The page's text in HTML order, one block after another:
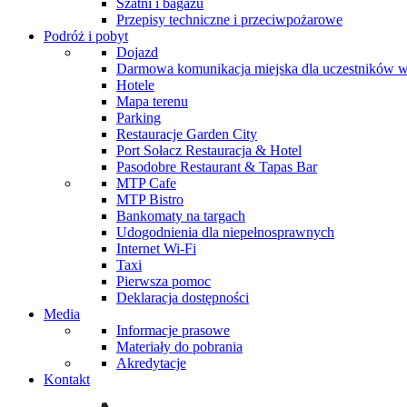
Szatni i bagażu
Przepisy techniczne i przeciwpożarowe
Podróż i pobyt
Dojazd
Darmowa komunikacja miejska dla uczestników
Hotele
Mapa terenu
Parking
Restauracje Garden City
Port Sołacz Restauracja & Hotel
Pasodobre Restaurant & Tapas Bar
MTP Cafe
MTP Bistro
Bankomaty na targach
Udogodnienia dla niepełnosprawnych
Internet Wi-Fi
Taxi
Pierwsza pomoc
Deklaracja dostępności
Media
Informacje prasowe
Materiały do pobrania
Akredytacje
Kontakt